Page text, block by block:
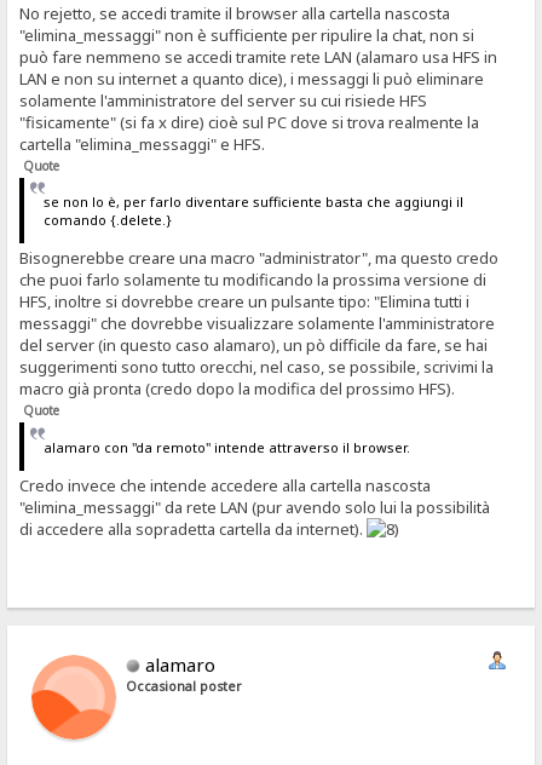
No rejetto, se accedi tramite il browser alla cartella nascosta
"elimina_messaggi" non è sufficiente per ripulire la chat, non si
può fare nemmeno se accedi tramite rete LAN (alamaro usa HFS in
LAN e non su internet a quanto dice), i messaggi li può eliminare
solamente l'amministratore del server su cui risiede HFS
"fisicamente" (si fa x dire) cioè sul PC dove si trova realmente la
cartella "elimina_messaggi" e HFS.
Quote
se non lo è, per farlo diventare sufficiente basta che aggiungi il
comando {.delete.}
Bisognerebbe creare una macro "administrator", ma questo credo
che puoi farlo solamente tu modificando la prossima versione di
HFS, inoltre si dovrebbe creare un pulsante tipo: "Elimina tutti i
messaggi" che dovrebbe visualizzare solamente l'amministratore
del server (in questo caso alamaro), un pò difficile da fare, se hai
suggerimenti sono tutto orecchi, nel caso, se possibile, scrivimi la
macro già pronta (credo dopo la modifica del prossimo HFS).
Quote
alamaro con "da remoto" intende attraverso il browser.
Credo invece che intende accedere alla cartella nascosta
"elimina_messaggi" da rete LAN (pur avendo solo lui la possibilità
di accedere alla sopradetta cartella da internet).
alamaro
Occasional poster